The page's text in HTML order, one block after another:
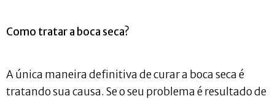
Como tratar a boca seca?
A única maneira definitiva de curar a boca seca é
tratando sua causa. Se o seu problema é resultado de